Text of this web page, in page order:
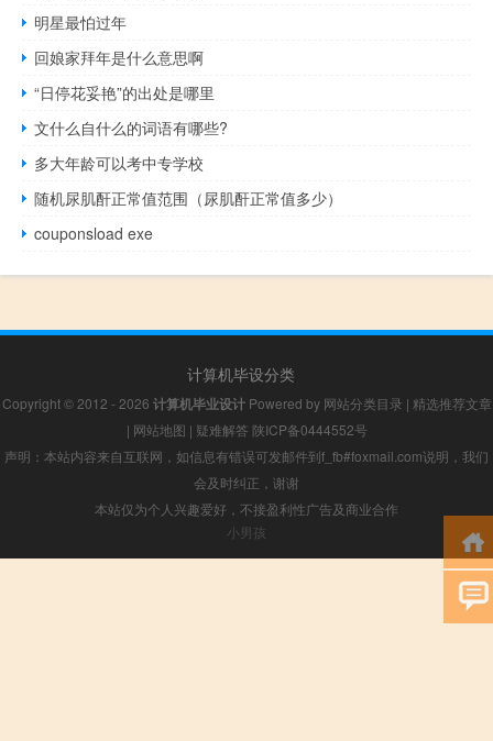
明星最怕过年
回娘家拜年是什么意思啊
“日停花妥艳”的出处是哪里
文什么自什么的词语有哪些?
多大年龄可以考中专学校
随机尿肌酐正常值范围（尿肌酐正常值多少）
couponsload exe
计算机毕设分类
Copyright © 2012 - 2026 计算机毕业设计Powered by 网站分类目录 | 精选推荐文章
| 网站地图 | 疑难解答 陕ICP备0444552号
声明：本站内容来自互联网，如信息有错误可发邮件到f_fb#foxmail.com说明，我们
会及时纠正，谢谢
本站仅为个人兴趣爱好，不接盈利性广告及商业合作
小男孩